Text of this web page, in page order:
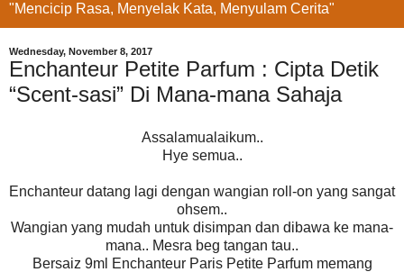
"Mencicip Rasa, Menyelak Kata, Menyulam Cerita"
Wednesday, November 8, 2017
Enchanteur Petite Parfum : Cipta Detik
“Scent-sasi” Di Mana-mana Sahaja
Assalamualaikum..
Hye semua..
Enchanteur datang lagi dengan wangian roll-on yang sangat
ohsem..
Wangian yang mudah untuk disimpan dan dibawa ke mana-
mana.. Mesra beg tangan tau..
Bersaiz 9ml Enchanteur Paris Petite Parfum memang